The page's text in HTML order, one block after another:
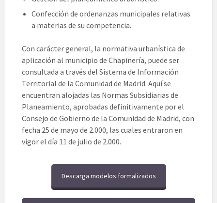
Confección de ordenanzas municipales relativas
a materias de su competencia.
Con carácter general, la normativa urbanística de
aplicación al municipio de Chapinería, puede ser
consultada a través del Sistema de Información
Territorial de la Comunidad de Madrid. Aquí se
encuentran alojadas las Normas Subsidiarias de
Planeamiento, aprobadas definitivamente por el
Consejo de Gobierno de la Comunidad de Madrid, con
fecha 25 de mayo de 2.000, las cuales entraron en
vigor el día 11 de julio de 2.000.
Descarga modelos formalizados